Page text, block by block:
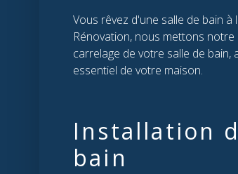
Vous rêvez d'une salle de bain
Rénovation, nous mettons
carrelage de votre salle de
essentiel de votre maison.
Installation
bain